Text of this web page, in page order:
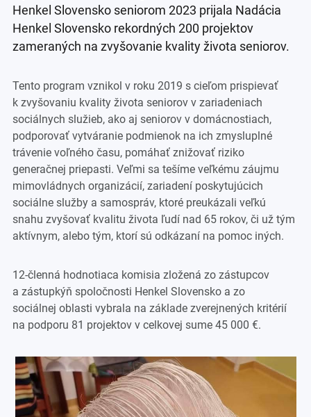
Henkel Slovensko seniorom 2023 prijala Nadácia
Henkel Slovensko rekordných 200 projektov
zameraných na zvyšovanie kvality života seniorov.
Tento program vznikol v roku 2019 s cieľom prispievať
k zvyšovaniu kvality života seniorov v zariadeniach
sociálnych služieb, ako aj seniorov v domácnostiach,
podporovať vytváranie podmienok na ich zmysluplné
trávenie voľného času, pomáhať znižovať riziko
generačnej priepasti. Veľmi sa tešíme veľkému záujmu
mimovládnych organizácií, zariadení poskytujúcich
sociálne služby a samospráv, ktoré preukázali veľkú
snahu zvyšovať kvalitu života ľudí nad 65 rokov, či už tým
aktívnym, alebo tým, ktorí sú odkázaní na pomoc iných.
12-členná hodnotiaca komisia zložená zo zástupcov
a zástupkýň spoločnosti Henkel Slovensko a zo
sociálnej oblasti vybrala na základe zverejnených kritérií
na podporu 81 projektov v celkovej sume 45 000 €.